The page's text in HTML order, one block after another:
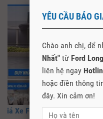
Giá Xe Ford Transit 2026 Mới
YÊU CẦU BÁO
Chào anh chị, để
Nhất" từ Ford
liên hệ ngay
hoặc điền thông
đây. Xin cảm ơn!